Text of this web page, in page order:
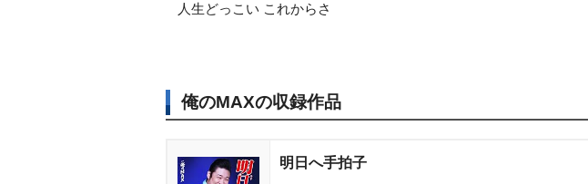
人生どっこい これからさ
俺のMAXの収録作品
明日へ手拍子